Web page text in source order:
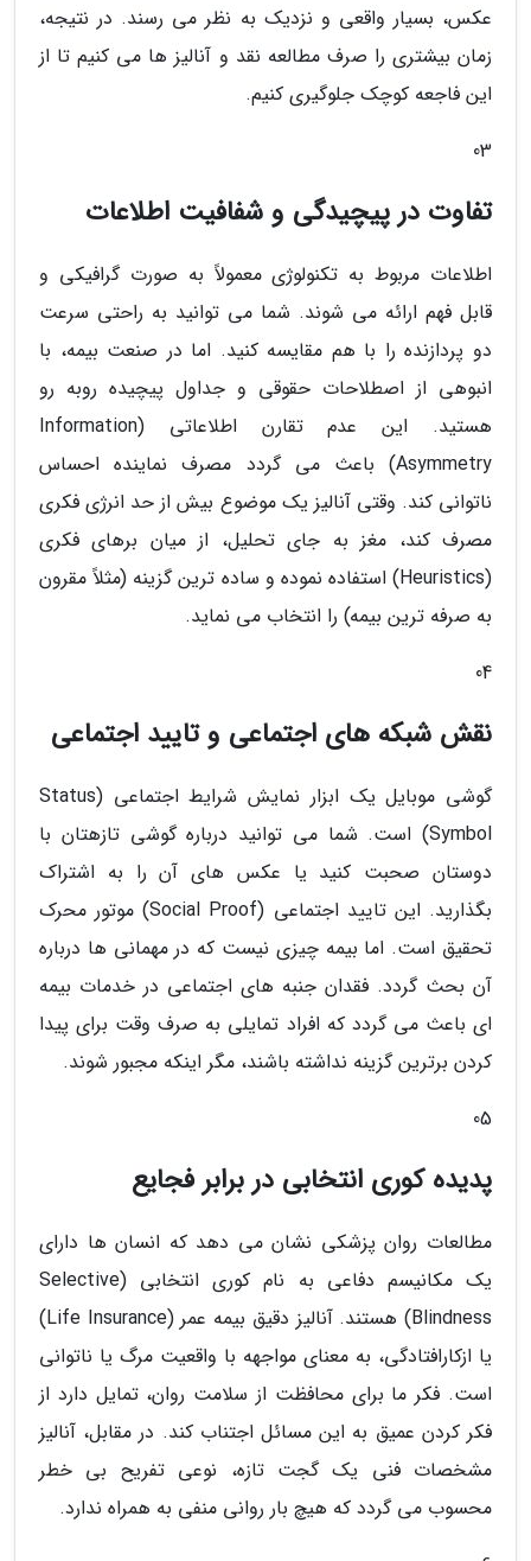
عکس، بسیار واقعی و نزدیک به نظر می رسند. در نتیجه،
زمان بیشتری را صرف مطالعه نقد و آنالیز ها می کنیم تا از
این فاجعه کوچک جلوگیری کنیم.
03
تفاوت در پیچیدگی و شفافیت اطلاعات
اطلاعات مربوط به تکنولوژی معمولاً به صورت گرافیکی و
قابل فهم ارائه می شوند. شما می توانید به راحتی سرعت
دو پردازنده را با هم مقایسه کنید. اما در صنعت بیمه، با
انبوهی از اصطلاحات حقوقی و جداول پیچیده روبه رو
هستید. این عدم تقارن اطلاعاتی (Information
Asymmetry) باعث می گردد مصرف نماینده احساس
ناتوانی کند. وقتی آنالیز یک موضوع بیش از حد انرژی فکری
مصرف کند، مغز به جای تحلیل، از میان برهای فکری
(Heuristics) استفاده نموده و ساده ترین گزینه (مثلاً مقرون
به صرفه ترین بیمه) را انتخاب می نماید.
04
نقش شبکه های اجتماعی و تایید اجتماعی
گوشی موبایل یک ابزار نمایش شرایط اجتماعی (Status
Symbol) است. شما می توانید درباره گوشی تازهتان با
دوستان صحبت کنید یا عکس های آن را به اشتراک
بگذارید. این تایید اجتماعی (Social Proof) موتور محرک
تحقیق است. اما بیمه چیزی نیست که در مهمانی ها درباره
آن بحث گردد. فقدان جنبه های اجتماعی در خدمات بیمه
ای باعث می گردد که افراد تمایلی به صرف وقت برای پیدا
کردن برترین گزینه نداشته باشند، مگر اینکه مجبور شوند.
05
پدیده کوری انتخابی در برابر فجایع
مطالعات روان پزشکی نشان می دهد که انسان ها دارای
یک مکانیسم دفاعی به نام کوری انتخابی (Selective
Blindness) هستند. آنالیز دقیق بیمه عمر (Life Insurance)
یا ازکارافتادگی، به معنای مواجهه با واقعیت مرگ یا ناتوانی
است. فکر ما برای محافظت از سلامت روان، تمایل دارد از
فکر کردن عمیق به این مسائل اجتناب کند. در مقابل، آنالیز
مشخصات فنی یک گجت تازه، نوعی تفریح بی خطر
محسوب می گردد که هیچ بار روانی منفی به همراه ندارد.